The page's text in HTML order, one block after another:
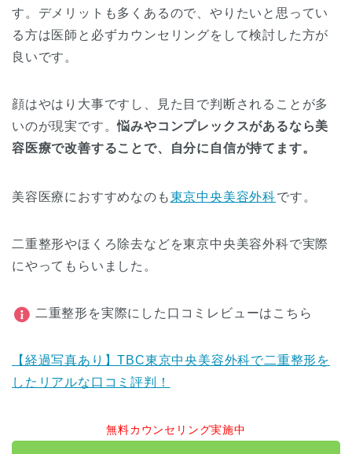
す。デメリットも多くあるので、やりたいと思ってい
る方は医師と必ずカウンセリングをして検討した方が
良いです。
顔はやはり大事ですし、見た目で判断されることが多
いのが現実です。悩みやコンプレックスがあるなら美
容医療で改善することで、自分に自信が持てます。
美容医療におすすめなのも東京中央美容外科です。
二重整形やほくろ除去などを東京中央美容外科で実際
にやってもらいました。
二重整形を実際にした口コミレビューはこちら
【経過写真あり】TBC東京中央美容外科で二重整形を
したリアルな口コミ評判！
無料カウンセリング実施中